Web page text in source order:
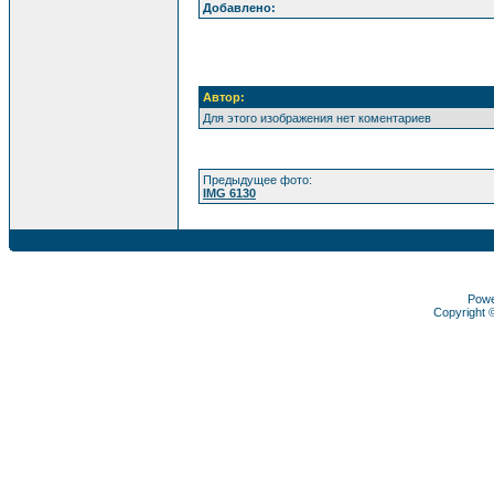
Добавлено:
Автор:
Для этого изображения нет коментариев
Предыдущее фото:
IMG 6130
Copyright